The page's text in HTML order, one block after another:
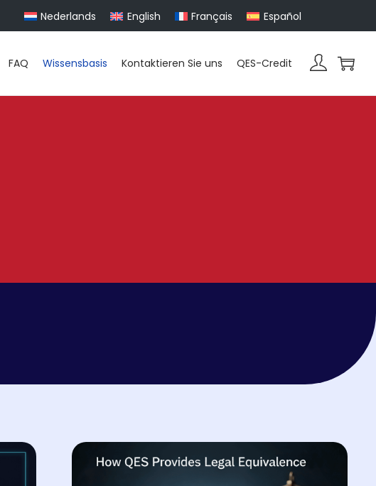
Nederlands English Français Español
FAQ Wissensbasis Kontaktieren Sie uns QES-Credit